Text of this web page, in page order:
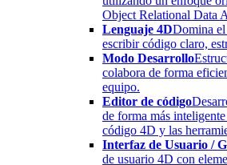
Object Relational Data
Lenguaje 4DDomina
escribir código claro,
Modo Desarrollo
colabora de forma
equipo.
Editor de código
de forma más
código 4D y las
Interfaz de Usuario /
de usuario 4D con